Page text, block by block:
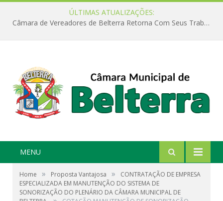
ÚLTIMAS ATUALIZAÇÕES:
Câmara de Vereadores de Belterra Retorna Com Seus Trabalhos Legislativos
MENU
Home » Proposta Vantajosa »
CONTRATAÇÃO DE EMPRESA
ESPECIALIZADA EM MANUTENÇÃO DO SISTEMA DE
SONORIZAÇÃO DO PLENÁRIO DA CÂMARA MUNICIPAL DE